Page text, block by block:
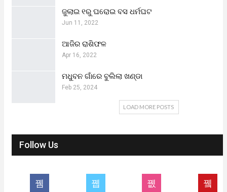
ଜୁଲାଇ ୧ରୁ ଘରୋଇ ବସ ଧର୍ମଘଟ
Jun 11, 2022
ଆଜିର ରାଶିଫଳ
Apr 16, 2022
ମଧୁବନ ଗାଁରେ ବୁଲିଲା ଖଣ୍ଡା
Feb 25, 2024
LOAD MORE POSTS
Follow Us